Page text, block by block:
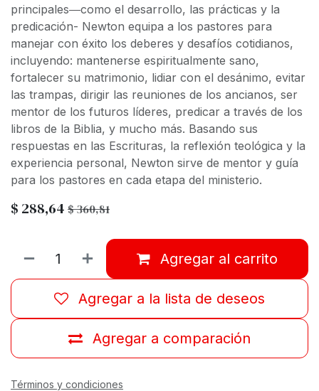
principales―como el desarrollo, las prácticas y la
predicación- Newton equipa a los pastores para
manejar con éxito los deberes y desafíos cotidianos,
incluyendo: mantenerse espiritualmente sano,
fortalecer su matrimonio, lidiar con el desánimo, evitar
las trampas, dirigir las reuniones de los ancianos, ser
mentor de los futuros líderes, predicar a través de los
libros de la Biblia, y mucho más. Basando sus
respuestas en las Escrituras, la reflexión teológica y la
experiencia personal, Newton sirve de mentor y guía
para los pastores en cada etapa del ministerio.
$ 288,64 $360,81
Agregar al carrito
Agregar a comparación
Agregar a la lista de deseos
Términos y condiciones